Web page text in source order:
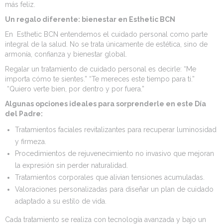
más feliz.
Un regalo diferente: bienestar en Esthetic BCN
En
Esthetic BCN entendemos el cuidado personal como parte
integral de la salud. No se trata únicamente de estética, sino de
armonía, confianza y bienestar global.
Regalar un tratamiento de cuidado personal es decirle: “Me
importa cómo te sientes.” “Te mereces este tiempo para ti.”
“Quiero verte bien, por dentro y por fuera.”
Algunas opciones ideales para sorprenderle en este Día
del Padre:
​Tratamientos faciales revitalizantes para recuperar luminosidad
y firmeza.
​Procedimientos de rejuvenecimiento no invasivo que mejoran
la expresión sin perder naturalidad.
​Tratamientos corporales que alivian tensiones acumuladas.
​Valoraciones personalizadas para diseñar un plan de cuidado
adaptado a su estilo de vida.
Cada tratamiento se realiza con tecnología avanzada y bajo un